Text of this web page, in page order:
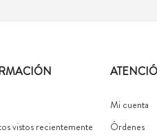
vistos recientemente
Mi cuenta
Órdenes